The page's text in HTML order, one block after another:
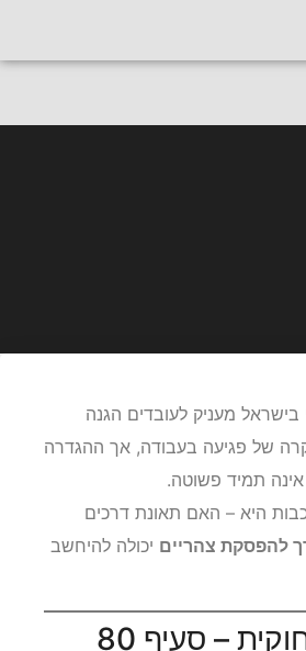
לייעוץ אישי
עבודה
בישראל מעניק לעובדים הגנה
של פגיעה בעבודה, אך ההגדרה
תמיד פשוטה.
היא – האם תאונת דרכים